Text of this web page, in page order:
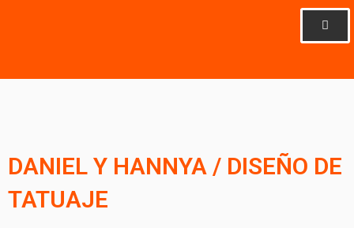
DANIEL Y HANNYA / DISEÑO DE
TATUAJE